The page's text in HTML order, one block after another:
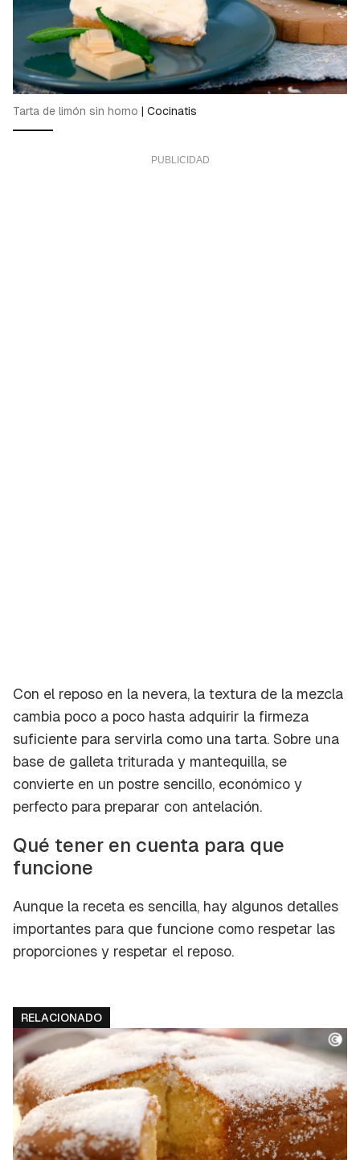
de iniciar sesión con tu cuenta de Cocinatis.
INICIAR SESIÓN CANCELAR
Tarta de limón sin horno | Cocinatis
Con el reposo en la nevera, la textura de la mezcla
cambia poco a poco hasta adquirir la firmeza
suficiente para servirla como una tarta. Sobre una
base de galleta triturada y mantequilla, se
convierte en un postre sencillo, económico y
perfecto para preparar con antelación.
Qué tener en cuenta para que
funcione
Aunque la receta es sencilla, hay algunos detalles
importantes para que funcione como respetar las
proporciones y respetar el reposo.
RELACIONADO
ACEPTAR